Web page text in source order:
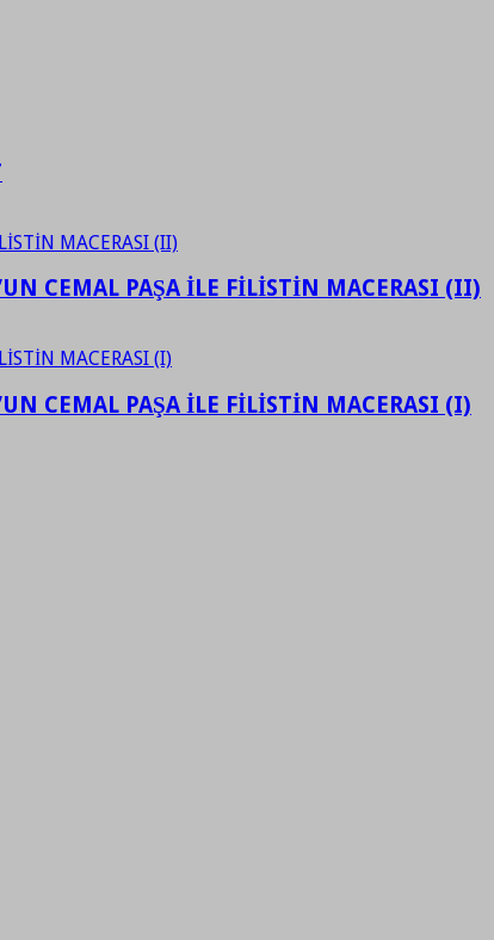
CEMAL PAŞA İLE FİLİSTİN MACERASI (II)
CEMAL PAŞA İLE FİLİSTİN MACERASI (I)